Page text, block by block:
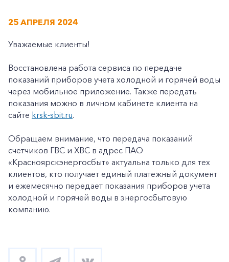
25 АПРЕЛЯ 2024
Уважаемые клиенты!
Восстановлена работа сервиса по передаче
показаний приборов учета холодной и горячей воды
через мобильное приложение. Также передать
показания можно в личном кабинете клиента на
сайте krsk-sbit.ru.
Обращаем внимание, что передача показаний
счетчиков ГВС и ХВС в адрес ПАО
«Красноярскэнергосбыт» актуальна только для тех
клиентов, кто получает единый платежный документ
и ежемесячно передает показания приборов учета
холодной и горячей воды в энергосбытовую
компанию.